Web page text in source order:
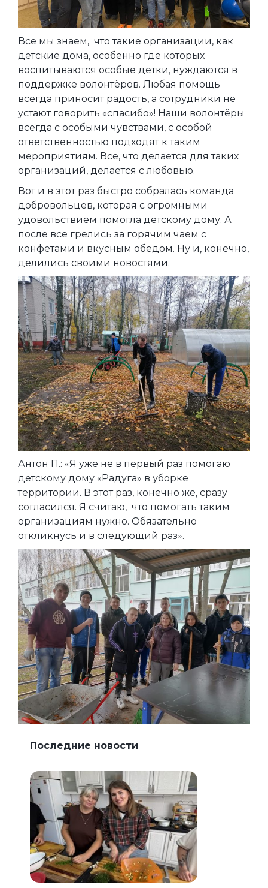
Все мы знаем, что такие организации, как
детские дома, особенно где которых
воспитываются особые детки, нуждаются в
поддержке волонтёров. Любая помощь
всегда приносит радость, а сотрудники не
устают говорить «спасибо»! Наши волонтёры
всегда с особыми чувствами, с особой
ответственностью подходят к таким
мероприятиям. Все, что делается для таких
организаций, делается с любовью.
Вот и в этот раз быстро собралась команда
добровольцев, которая с огромными
удовольствием помогла детскому дому. А
после все грелись за горячим чаем с
конфетами и вкусным обедом. Ну и, конечно,
делились своими новостями.
Антон П.: «Я уже не в первый раз помогаю
детскому дому «Радуга» в уборке
территории. В этот раз, конечно же, сразу
согласился. Я считаю, что помогать таким
организациям нужно. Обязательно
откликнусь и в следующий раз».
Последние новости